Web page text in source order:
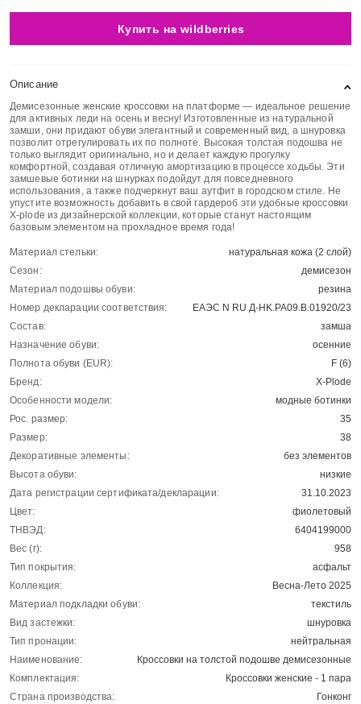
Купить на wildberries
Описание
Демисезонные женские кроссовки на платформе — идеальное решение
для активных леди на осень и весну! Изготовленные из натуральной
замши, они придают обуви элегантный и современный вид, а шнуровка
позволит отрегулировать их по полноте. Высокая толстая подошва не
только выглядит оригинально, но и делает каждую прогулку
комфортной, создавая отличную амортизацию в процессе ходьбы. Эти
замшевые ботинки на шнурках подойдут для повседневного
использования, а также подчеркнут ваш аутфит в городском стиле. Не
упустите возможность добавить в свой гардероб эти удобные кроссовки
X-plode из дизайнерской коллекции, которые станут настоящим
базовым элементом на прохладное время года!
Материал стельки:
натуральная кожа (2 слой)
Сезон:
демисезон
Материал подошвы обуви:
резина
Номер декларации соответствия:
ЕАЭС N RU Д-HK.РА09.В.01920/23
Состав:
замша
Назначение обуви:
осенние
Полнота обуви (EUR):
F (6)
Бренд:
X-Plode
Особенности модели:
модные ботинки
Рос. размер:
35
Размер:
38
Декоративные элементы:
без элементов
Высота обуви:
низкие
Дата регистрации сертификата/декларации:
31.10.2023
Цвет:
фиолетовый
ТНВЭД:
6404199000
Вес (г):
958
Тип покрытия:
асфальт
Коллекция:
Весна-Лето 2025
Материал подкладки обуви:
текстиль
Вид застежки:
шнуровка
Тип пронации:
нейтральная
Наименование:
Кроссовки на толстой подошве демисезонные
Комплектация:
Кроссовки женские - 1 пара
Страна производства:
Гонконг